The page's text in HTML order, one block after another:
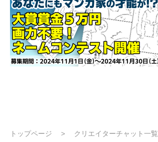
トップページ クリエイターチャット一覧